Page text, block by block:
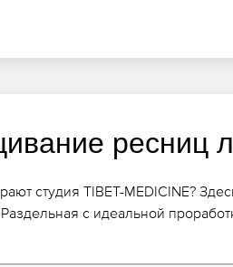
ресниц
студия TIBET-MEDICINE?
с идеальной